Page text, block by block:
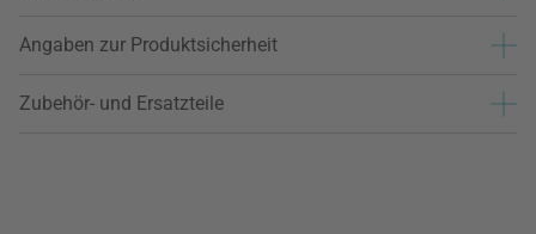
Angaben zur Produktsicherheit
Zubehör- und Ersatzteile